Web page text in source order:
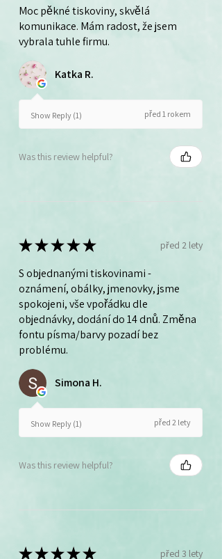
Moc pěkné tiskoviny, skvělá
komunikace. Mám radost, že jsem
vybrala tuhle firmu.
Katka R.
Show Reply (1) před 1 rokem
Was this review helpful?
★★★★★ před 2 lety
S objednanými tiskovinami -
oznámení, obálky, jmenovky, jsme
spokojeni, vše vpořádku dle
objednávky, dodání do 14 dnů. Změna
fontu písma/barvy pozadí bez
problému.
Simona H.
Show Reply (1) před 2 lety
Was this review helpful?
★★★★★ před 3 lety